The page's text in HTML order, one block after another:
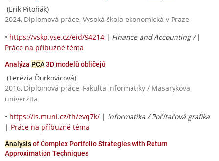
(Erik Pitoňák)
2024, Diplomová práce, Vysoká škola ekonomická v Praze
• https://vskp.vse.cz/eid/94214 | Finance and Accounting / |
Práce na příbuzné téma
Analýza PCA3D modelů obličejů
(Terézia Ďurkovicová)
2016, Diplomová práce, Fakulta informatiky / Masarykova
univerzita
• https://is.muni.cz/th/evq7k/ | Informatika / Počítačová grafika
| Práce na příbuzné téma
Analysisof Complex Portfolio Strategies with Return
Approximation Techniques